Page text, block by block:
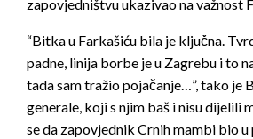
zapovjedništvu ukazivao na važnost
“Bitka u Farkašiću bila je ključna.
padne, linija borbe je u Zagrebu i to
tada sam tražio pojačanje…”, tako je
generale, koji s njim baš i nisu dijelili
se da zapovjednik Crnih mambi bio